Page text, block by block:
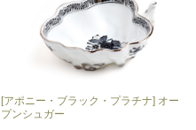
[アポニー・ブラック・プラチナ] オー
プンシュガー